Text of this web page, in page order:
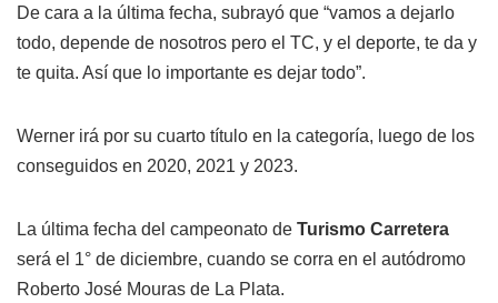
De cara a la última fecha, subrayó que “vamos a dejarlo
todo, depende de nosotros pero el TC, y el deporte, te da y
te quita. Así que lo importante es dejar todo”.
Werner irá por su cuarto título en la categoría, luego de los
conseguidos en 2020, 2021 y 2023.
La última fecha del campeonato de Turismo Carretera
será el 1° de diciembre, cuando se corra en el autódromo
Roberto José Mouras de La Plata.